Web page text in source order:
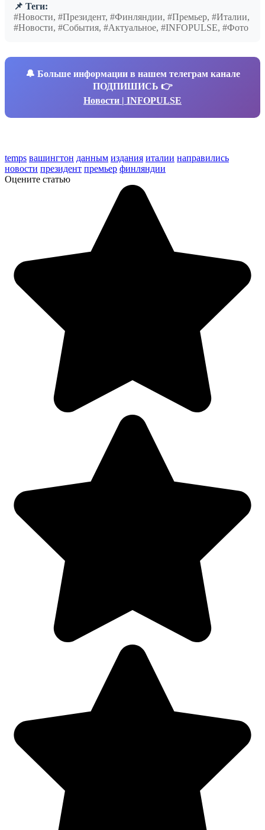
📌 Теги:
#Новости, #Президент, #Финляндии, #Премьер, #Италии,
#Новости, #События, #Актуальное, #INFOPULSE, #Фото
🔔 Больше информации в нашем телеграм канале
ПОДПИШИСЬ 👉
Новости | INFOPULSE
temps вашингтон данным издания италии направились
новости президент премьер финляндии
Оцените статью